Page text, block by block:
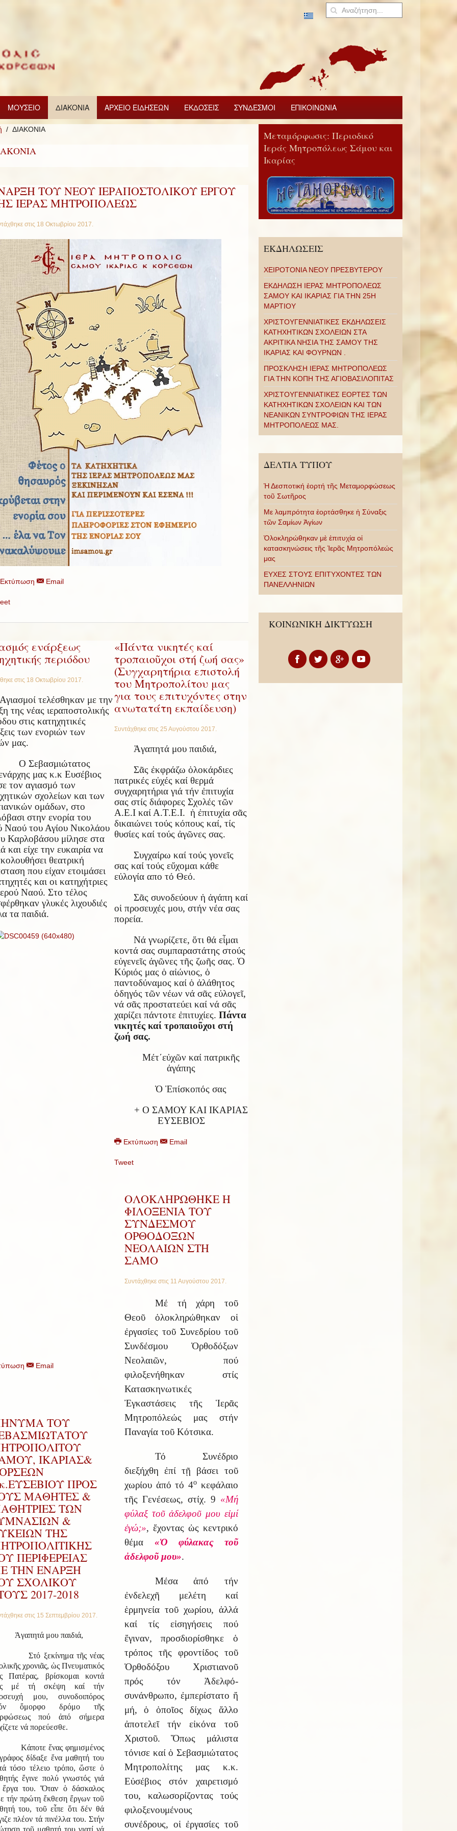
ΜΟΥΣΕΙΟ ΔΙΑΚΟΝΙΑ ΑΡΧΕΙΟ ΕΙΔΗΣΕΩΝ ΕΚΔΟΣΕΙΣ ΣΥΝΔΕΣΜΟΙ ΕΠΙΚΟΙΝΩΝΙΑ
ΔΙΑΚΟΝΙΑ
ΤΟΥ ΝΕΟΥ ΙΕΡΑΠΟΣΤΟΛΙΚΟΥ ΕΡΓΟΥ
ΙΕΡΑΣ ΜΗΤΡΟΠΟΛΕΩΣ
στις 18 Οκτωβρίου 2017.
Email
ενάρξεως
περιόδου
στις 18 Οκτωβρίου 2017.
Αγιασμοί τελέσθηκαν με την
της νέας ιεραποστολικής
στις κατηχητικές
των ενοριών των
μας.
Ο Σεβασμιώτατος
μας κ.κ Ευσέβιος
τον αγιασμό των
σχολείων και των
ομάδων, στο
στην ενορία του
Ναού του Αγίου Νικολάου
Καρλοβάσου μίλησε στα
και είχε την ευκαιρία να
θεατρική
που είχαν ετοιμάσει
και οι κατηχήτριες
Ναού. Στο τέλος
γλυκές λιχουδιές
τα παιδιά.
Email
ΤΟΥ
ΙΚΑΡΙΑΣ&
ΠΡΟΣ
ΜΑΘΗΤΕΣ &
ΤΩΝ
&
ΤΗΣ
ΠΕΡΙΦΕΡΕΙΑΣ
ΤΗΝ ΕΝΑΡΞΗ
ΣΧΟΛΙΚΟΥ
2017-2018
στις 15 Σεπτεμβρίου 2017.
Ἀγαπητά μου παιδιά,
ξεκίνημα τῆς νέας
χρονιᾶς, ὡς Πνευματικός
Πατέρας, βρίσκομαι κοντά
μέ τή σκέψη καί τήν
μου, συνοδοιπόρος
ὄμορφο δρόμο τῆς
πού ἀπό σήμερα
νά πορεύεσθε.
ἕνας φημισμένος
δίδαξε ἕνα μαθητή του
τόσο τέλειο τρόπο, ὥστε ὁ
ἔγινε πολύ γνωστός γιά
ἔργα του. Ὅταν ὁ δάσκαλος
τήν πρώτη ἔκθεση ἔργων τοῦ
του, τοῦ εἶπε ὅτι δέν θά
πλέον τά πινέλλα του. Στήν
«Πάντα νικητές καί
τροπαιοῦχοι στή ζωή σας»
(Συγχαρητήρια επιστολή
του Μητροπολίτου μας
για τους επιτυχόντες στην
ανωτατάτη εκπαίδευση)
Συντάχθηκε στις 25 Αυγούστου 2017.
Ἀγαπητά μου παιδιά,
Σᾶς ἐκφράζω ὁλοκάρδιες
πατρικές εὐχές καί θερμά
συγχαρητήρια γιά τήν ἐπιτυχία
σας στίς διάφορες Σχολές τῶν
Α.Ε.Ι καί Α.Τ.Ε.Ι. ἡ ἐπιτυχία σᾶς
δικαιώνει τούς κόπους καί, τίς
θυσίες καί τούς ἀγῶνες σας.
Συγχαίρω καί τούς γονεῖς
σας καί τούς εὔχομαι κάθε
εὐλογία απο τό Θεό.
Σᾶς συνοδεύουν ἡ ἀγάπη καί
οἱ προσευχές μου, στήν νέα σας
πορεία.
Νά γνωρίζετε, ὅτι θά εἶμαι
κοντά σας συμπαραστάτης στούς
εὐγενεῖς ἀγῶνες τῆς ζωῆς σας. Ὁ
Κύριός μας ὁ αἰώνιος, ὁ
παντοδύναμος καί ὁ ἀλάθητος
ὁδηγός τῶν νέων νά σᾶς εὐλογεῖ,
νά σᾶς προστατεύει καί νά σᾶς
χαρίζει πάντοτε ἐπιτυχίες. Πάντα
νικητές καί τροπαιοῦχοι στή
ζωή σας.
Μέτ΄εὐχῶν καί πατρικῆς
ἀγάπης
Ὁ Ἐπίσκοπός σας
+ Ο ΣΑΜΟΥ ΚΑΙ ΙΚΑΡΙΑΣ
ΕΥΣΕΒΙΟΣ
Εκτύπωση Email
Tweet
ΟΛΟΚΛΗΡΩΘΗΚΕ Η
ΦΙΛΟΞΕΝΙΑ ΤΟΥ
ΣΥΝΔΕΣΜΟΥ
ΟΡΘΟΔΟΞΩΝ
ΝΕΟΛΑΙΩΝ ΣΤΗ
ΣΑΜΟ
Συντάχθηκε στις 11 Αυγούστου 2017.
Μέ τή χάρη τοῦ
Θεοῦ ὁλοκληρώθηκαν οἱ
ἐργασίες τοῦ Συνεδρίου τοῦ
Συνδέσμου Ὀρθοδόξων
Νεολαιῶν, πού
φιλοξενήθηκαν στίς
Κατασκηνωτικές
Ἐγκαστάσεις τῆς Ἱερᾶς
Μητροπόλεώς μας στήν
Παναγία τοῦ Κότσικα.
Τό Συνέδριο
διεξήχθη ἐπί τῇ βάσει τοῦ
χωρίου ἀπό τό 4οκεφάλαιο
τῆς Γενέσεως, στίχ. 9 «Μή
φύλαξ τοῦ ἀδελφοῦ μου εἰμί
ἐγώ;», ἔχοντας ὡς κεντρικό
θέμα «Ὁ φύλακας τοῦ
ἀδελφοῦ μου».
Μέσα ἀπό τήν
ἐνδελεχῆ μελέτη καί
ἑρμηνεία τοῦ χωρίου, ἀλλά
καί τίς εἰσηγήσεις πού
ἔγιναν, προσδιορίσθηκε ὁ
τρόπος τῆς φροντίδος τοῦ
Ὀρθοδόξου Χριστιανοῦ
πρός τόν Ἀδελφό-
συνάνθρωπο, ἐμπερίστατο ἤ
μή, ὁ ὁποῖος δίχως ἄλλο
ἀποτελεῖ τήν εἰκόνα τοῦ
Χριστοῦ. Ὅπως μάλιστα
τόνισε καί ὁ Σεβασμιώτατος
Μητροπολίτης μας κ.κ.
Εὐσέβιος στόν χαιρετισμό
του, καλωσορίζοντας τούς
φιλοξενουμένους
συνέδρους, οἱ ἐργασίες τοῦ
Μεταμόρφωσις: Περιοδικό
Ιεράς Μητροπόλεως Σάμου και
Ικαρίας
ΕΚΔΗΛΩΣΕΙΣ
ΧΕΙΡΟΤΟΝΙΑ ΝΕΟΥ ΠΡΕΣΒΥΤΕΡΟΥ
ΕΚΔΗΛΩΣΗ ΙΕΡΑΣ ΜΗΤΡΟΠΟΛΕΩΣ
ΣΑΜΟΥ ΚΑΙ ΙΚΑΡΙΑΣ ΓΙΑ ΤΗΝ 25Η
ΜΑΡΤΙΟΥ
ΧΡΙΣΤΟΥΓΕΝΝΙΑΤΙΚΕΣ ΕΚΔΗΛΩΣΕΙΣ
ΚΑΤΗΧΗΤΙΚΩΝ ΣΧΟΛΕΙΩΝ ΣΤΑ
ΑΚΡΙΤΙΚΑ ΝΗΣΙΑ ΤΗΣ ΣΑΜΟΥ ΤΗΣ
ΙΚΑΡΙΑΣ ΚΑΙ ΦΟΥΡΝΩΝ .
ΠΡΟΣΚΛΗΣΗ ΙΕΡΑΣ ΜΗΤΡΟΠΟΛΕΩΣ
ΓΙΑ ΤΗΝ ΚΟΠΗ ΤΗΣ ΑΓΙΟΒΑΣΙΛΟΠΙΤΑΣ
ΧΡΙΣΤΟΥΓΕΝΝΙΑΤΙΚΕΣ ΕΟΡΤΕΣ ΤΩΝ
ΚΑΤΗΧΗΤΙΚΩΝ ΣΧΟΛΕΙΩΝ ΚΑΙ ΤΩΝ
ΝΕΑΝΙΚΩΝ ΣΥΝΤΡΟΦΙΩΝ ΤΗΣ ΙΕΡΑΣ
ΜΗΤΡΟΠΟΛΕΩΣ ΜΑΣ.
ΔΕΛΤΙΑ ΤΥΠΟΥ
Ἡ Δεσποτική ἑορτή τῆς Μεταμορφώσεως
τοῦ Σωτῆρος
Με λαμπρότητα ἑορτάσθηκε ἡ Σύναξις
τῶν Σαμίων Ἁγίων
Ὁλοκληρώθηκαν μὲ ἐπιτυχία οἱ
κατασκηνώσεις τῆς Ἱερᾶς Μητροπόλεώς
μας
ΕΥΧΕΣ ΣΤΟΥΣ ΕΠΙΤΥΧΟΝΤΕΣ ΤΩΝ
ΠΑΝΕΛΛΗΝΙΩΝ
ΚΟΙΝΩΝΙΚΗ ΔΙΚΤΥΩΣΗ